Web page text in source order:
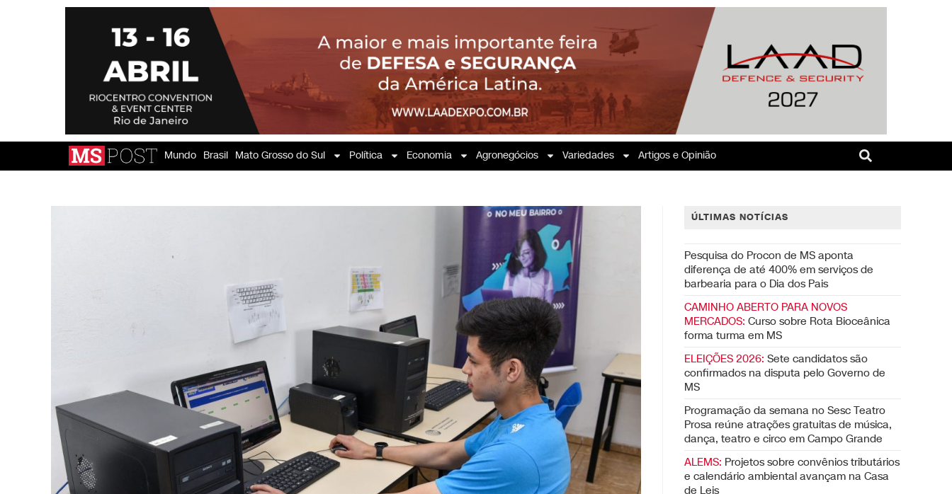
Mundo Brasil Mato Grosso do Sul Política Economia Agronegócios Variedades Artigos e Opinião
ÚLTIMAS NOTÍCIAS
Pesquisa do Procon de MS aponta
diferença de até 400% em serviços de
barbearia para o Dia dos Pais
CAMINHO ABERTO PARA NOVOS
MERCADOS: Curso sobre Rota Bioceânica
forma turma em MS
ELEIÇÕES 2026: Sete candidatos são
confirmados na disputa pelo Governo de
MS
Programação da semana no Sesc Teatro
Prosa reúne atrações gratuitas de música,
dança, teatro e circo em Campo Grande
ALEMS: Projetos sobre convênios tributários
e calendário ambiental avançam na Casa
de Leis